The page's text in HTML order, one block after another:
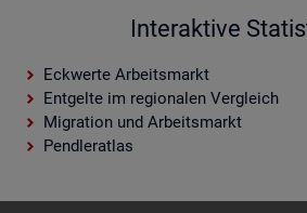
Interaktive
Eckwerte Arbeitsmarkt
Entgelte im regionalen Vergleich
Migration und Arbeitsmarkt
Pendleratlas